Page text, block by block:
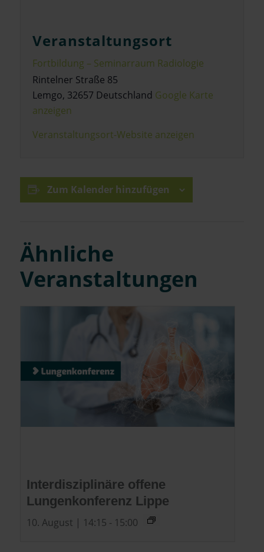
Veranstaltungsort
Fortbildung – Seminarraum Radiologie
Rintelner Straße 85
Lemgo, 32657 Deutschland Google Karte
anzeigen
Veranstaltungsort-Website anzeigen
Zum Kalender hinzufügen
Ähnliche
Veranstaltungen
Interdisziplinäre offene
Lungenkonferenz Lippe
10. August | 14:15 - 15:00